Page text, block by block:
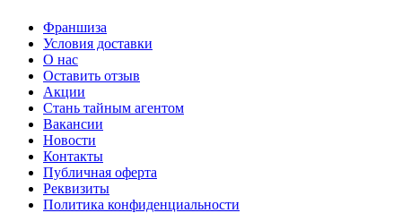
Франшиза
Условия доставки
О нас
Оставить отзыв
Акции
Стань тайным агентом
Вакансии
Новости
Контакты
Публичная оферта
Реквизиты
Политика конфиденциальности